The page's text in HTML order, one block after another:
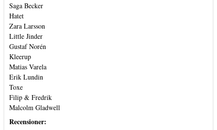
Saga Becker
Hatet
Zara Larsson
Little Jinder
Gustaf Norén
Kleerup
Matias Varela
Erik Lundin
Toxe
Filip & Fredrik
Malcolm Gladwell
Recensioner: